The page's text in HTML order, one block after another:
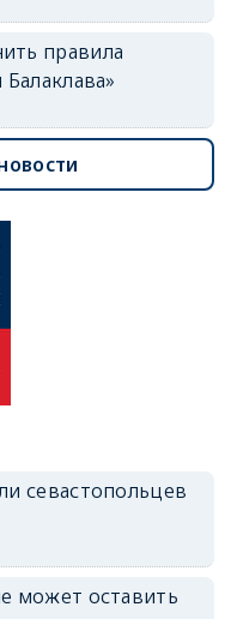
правила
севастопольцев
может оставить